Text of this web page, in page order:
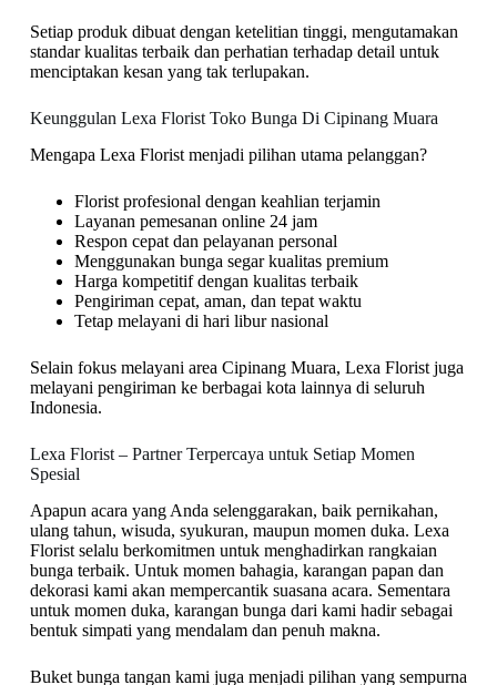
Setiap produk dibuat dengan ketelitian tinggi, mengutamakan
standar kualitas terbaik dan perhatian terhadap detail untuk
menciptakan kesan yang tak terlupakan.
Keunggulan Lexa Florist Toko Bunga Di Cipinang Muara
Mengapa Lexa Florist menjadi pilihan utama pelanggan?
Florist profesional dengan keahlian terjamin
Layanan pemesanan online 24 jam
Respon cepat dan pelayanan personal
Menggunakan bunga segar kualitas premium
Harga kompetitif dengan kualitas terbaik
Pengiriman cepat, aman, dan tepat waktu
Tetap melayani di hari libur nasional
Selain fokus melayani area Cipinang Muara, Lexa Florist juga
melayani pengiriman ke berbagai kota lainnya di seluruh
Indonesia.
Lexa Florist – Partner Terpercaya untuk Setiap Momen
Spesial
Apapun acara yang Anda selenggarakan, baik pernikahan,
ulang tahun, wisuda, syukuran, maupun momen duka. Lexa
Florist selalu berkomitmen untuk menghadirkan rangkaian
bunga terbaik. Untuk momen bahagia, karangan papan dan
dekorasi kami akan mempercantik suasana acara. Sementara
untuk momen duka, karangan bunga dari kami hadir sebagai
bentuk simpati yang mendalam dan penuh makna.
Buket bunga tangan kami juga menjadi pilihan yang sempurna